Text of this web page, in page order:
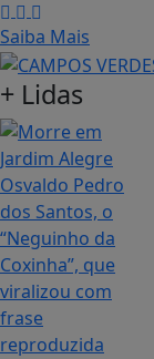
Saiba Mais
+ Lidas